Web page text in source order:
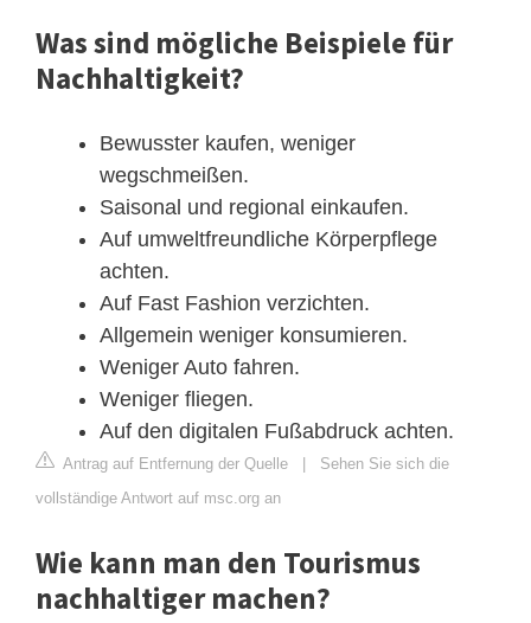
Was sind mögliche Beispiele für
Nachhaltigkeit?
Bewusster kaufen, weniger
wegschmeißen.
Saisonal und regional einkaufen.
Auf umweltfreundliche Körperpflege
achten.
Auf Fast Fashion verzichten.
Allgemein weniger konsumieren.
Weniger Auto fahren.
Weniger fliegen.
Auf den digitalen Fußabdruck achten.
Antrag auf Entfernung der Quelle
Sehen Sie sich die
vollständige Antwort auf msc.org an
Wie kann man den Tourismus
nachhaltiger machen?